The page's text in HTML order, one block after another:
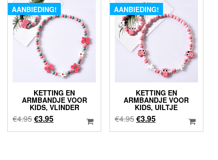
AANBIEDING!
KETTING EN
ARMBANDJE VOOR
KIDS, VLINDER
€4.95Oorspronkelijke
prijs
€3.95Huidige
prijs
AANBIEDING!
KETTING EN
ARMBANDJE VOOR
KIDS, UILTJE
€4.95Oorspronkelijke
prijs
€3.95Huidige
prijs